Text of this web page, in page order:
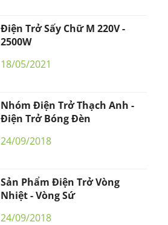
Điện Trở Sấy Chữ M 220V -
2500W
18/05/2021
Nhóm Điện Trở Thạch Anh -
Điện Trở Bóng Đèn
24/09/2018
Sản Phẩm Điện Trở Vòng
Nhiệt - Vòng Sứ
24/09/2018